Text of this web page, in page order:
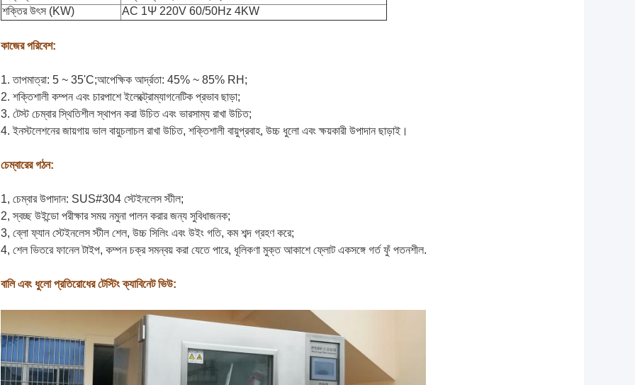
শক্তির উৎস (KW)
AC 1Ψ 220V 60/50Hz 4KW
কাজের পরিবেশ:
1. তাপমাত্রা: 5 ~ 35'C;আপেক্ষিক আর্দ্রতা: 45% ~ 85% RH;
2. শক্তিশালী কম্পন এবং চারপাশে ইলেক্ট্রোম্যাগনেটিক প্রভাব ছাড়া;
3. টেস্ট চেম্বার স্থিতিশীল স্থাপন করা উচিত এবং ভারসাম্য রাখা উচিত;
4. ইনস্টলেশনের জায়গায় ভাল বায়ুচলাচল রাখা উচিত, শক্তিশালী বায়ুপ্রবাহ, উচ্চ ধুলো এবং ক্ষয়কারী উপাদান ছাড়াই।
চেম্বারের গঠন:
1, চেম্বার উপাদান: SUS#304 স্টেইনলেস স্টীল;
2, স্বচ্ছ উইন্ডো পরীক্ষার সময় নমুনা পালন করার জন্য সুবিধাজনক;
3, ব্লো ফ্যান স্টেইনলেস স্টীল শেল, উচ্চ সিলিং এবং উইং গতি, কম শব্দ গ্রহণ করে;
4, শেল ভিতরে ফানেল টাইপ, কম্পন চক্র সমন্বয় করা যেতে পারে, ধূলিকণা মুক্ত আকাশে ফ্লোট একসঙ্গে গর্ত ফুঁ পতনশীল.
বালি এবং ধুলো প্রতিরোধের টেস্টিং ক্যাবিনেট ভিউ: